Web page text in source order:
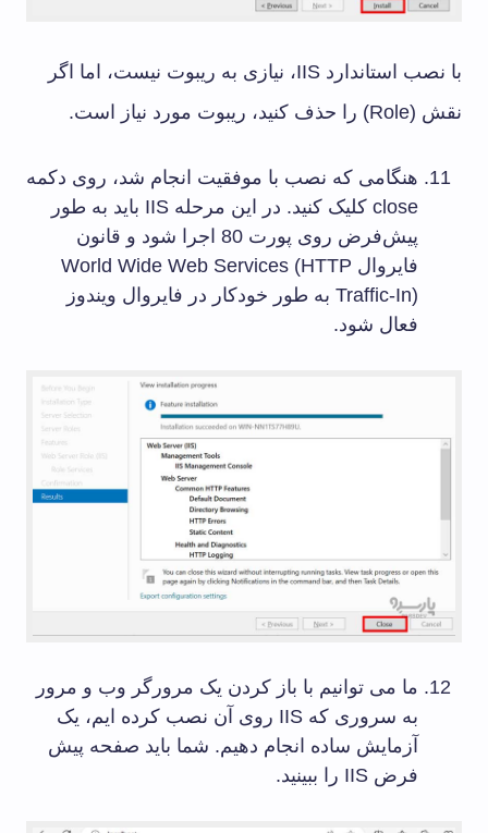
با نصب استاندارد IIS، نیازی به ریبوت نیست، اما اگر
نقش (Role) را حذف کنید، ریبوت مورد نیاز است.
هنگامی که نصب با موفقیت انجام شد، روی دکمه
close کلیک کنید. در این مرحله IIS باید به طور
پیش‌فرض روی پورت 80 اجرا شود و قانون
فایروال World Wide Web Services (HTTP
Traffic-In) به طور خودکار در فایروال ویندوز
فعال شود.
ما می توانیم با باز کردن یک مرورگر وب و مرور
به سروری که IIS روی آن نصب کرده ایم، یک
آزمایش ساده انجام دهیم. شما باید صفحه پیش
فرض IIS را ببینید.